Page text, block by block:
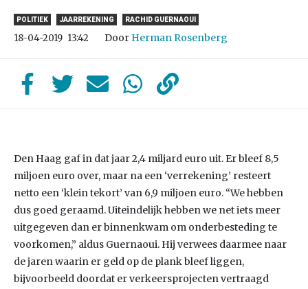
POLITIEK JAARREKENING RACHID GUERNAOUI
18-04-2019 13:42 Door Herman Rosenberg
Den Haag gaf in dat jaar 2,4 miljard euro uit. Er bleef 8,5
miljoen euro over, maar na een ‘verrekening’ resteert
netto een ‘klein tekort’ van 6,9 miljoen euro. “We hebben
dus goed geraamd. Uiteindelijk hebben we net iets meer
uitgegeven dan er binnenkwam om onderbesteding te
voorkomen,” aldus Guernaoui. Hij verwees daarmee naar
de jaren waarin er geld op de plank bleef liggen,
bijvoorbeeld doordat er verkeersprojecten vertraagd